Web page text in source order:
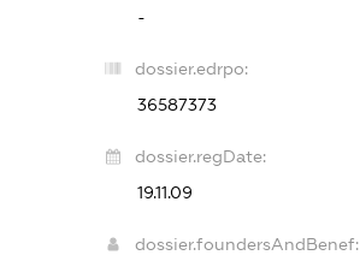
-
dossier.edrpo:
36587373
dossier.regDate:
19.11.09
dossier.foundersAndBenef: